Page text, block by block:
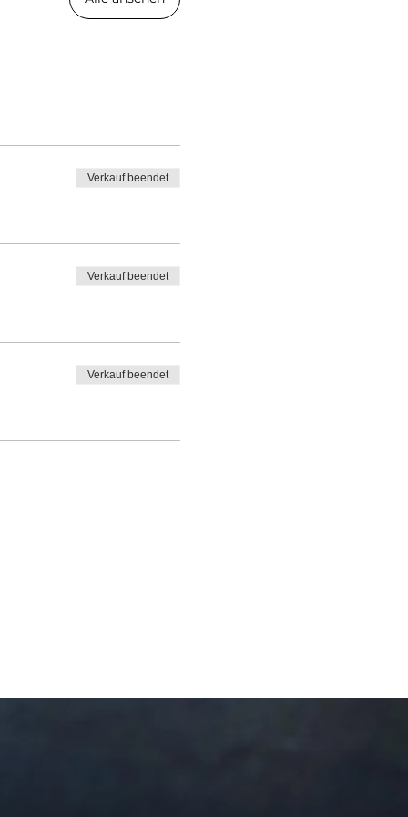
Verkauf beendet
Verkauf beendet
Verkauf beendet